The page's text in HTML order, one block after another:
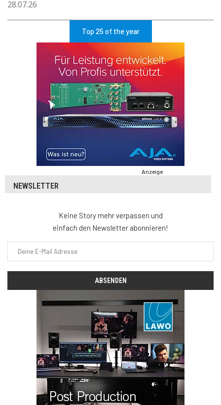
28.07.26
Top 25 of the year
Anzeige
NEWSLETTER
Keine Story mehr verpassen und
einfach den Newsletter abonnieren!